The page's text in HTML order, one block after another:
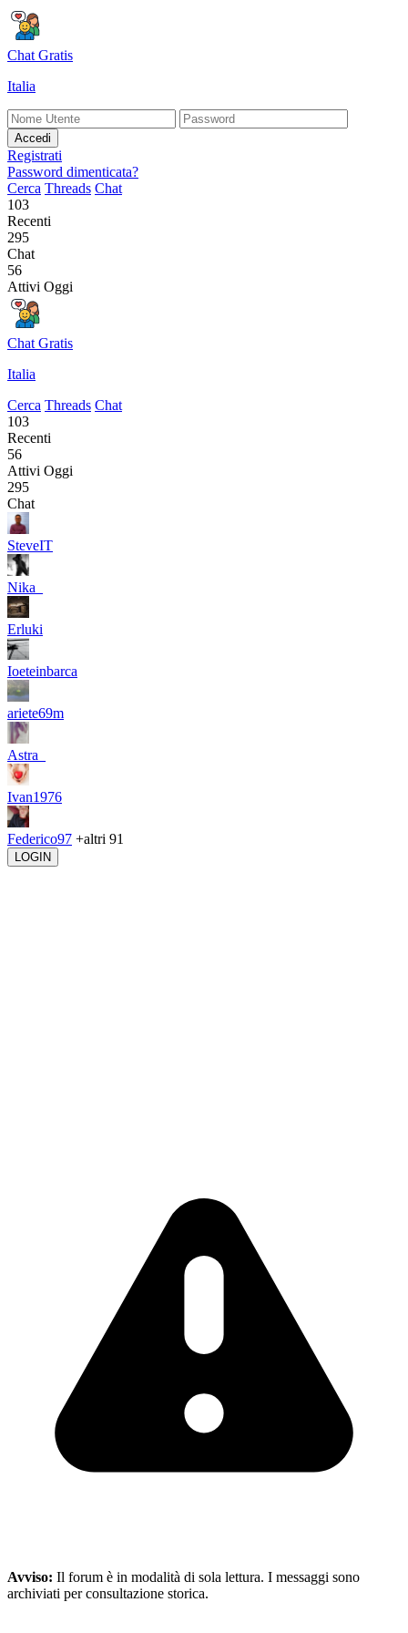
Chat Gratis
Italia
Accedi
Registrati
Password dimenticata?
Cerca Threads Chat
103
Recenti
295
Chat
56
Attivi Oggi
Chat Gratis
Italia
Cerca Threads Chat
103
Recenti
56
Attivi Oggi
295
Chat
SteveIT
Nika_
Erluki
Ioeteinbarca
ariete69m
Astra_
Ivan1976
Federico97 +altri 91
LOGIN
Avviso: Il forum è in modalità di sola lettura. I messaggi sono
archiviati per consultazione storica.